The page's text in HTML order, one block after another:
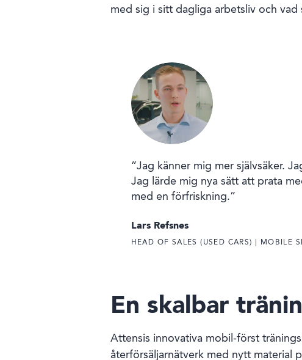
med sig i sitt dagliga arbetsliv och
”Jag känner mig mer självsäker.
Jag lärde mig nya sätt att prata
med en förfriskning.”
Lars Refsnes
HEAD OF SALES (USED CARS) | MOBILE
En skalbar
Attensis innovativa mobil-först
återförsäljarnätverk med nytt material